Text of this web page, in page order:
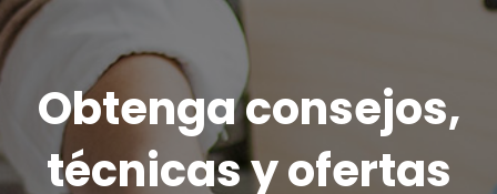
Obtenga consejos,
técnicas y ofertas